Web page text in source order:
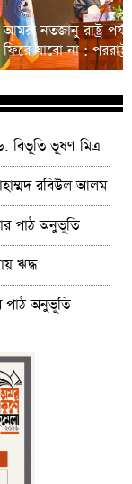
আমরা নতজানু রাষ্ট্র
ফিরে যাবো না :
বিভূতি ভূষণ মিত্র
রবিউল আলম
পাঠ অনুভূতি
ঋদ্ধ
পাঠ অনুভূতি